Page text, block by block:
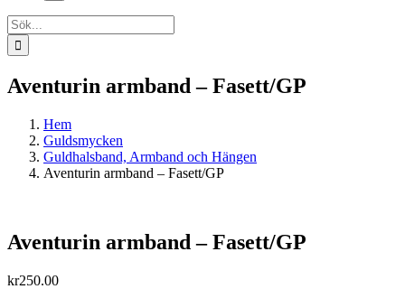
Sök
efter:
Aventurin armband – Fasett/GP
Hem
Guldsmycken
Guldhalsband, Armband och Hängen
Aventurin armband – Fasett/GP
Aventurin armband – Fasett/GP
kr250.00